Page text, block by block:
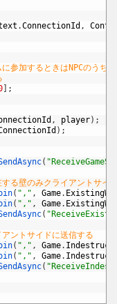
.ConnectionId ,
参加するときはNPCのうち
;
, player) ;
) ;
(
る壁のみクライアントサイ
( "," , Game.
( "," , Game.
(
ントサイドに送信する
( "," , Game.
( "," , Game.
(